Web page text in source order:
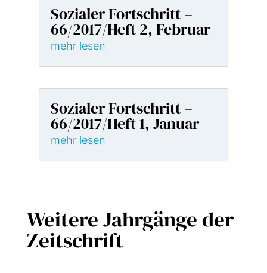
Sozialer Fortschritt –
66/2017/Heft 2, Februar
mehr lesen
Sozialer Fortschritt –
66/2017/Heft 1, Januar
mehr lesen
Weitere Jahrgänge der
Zeitschrift